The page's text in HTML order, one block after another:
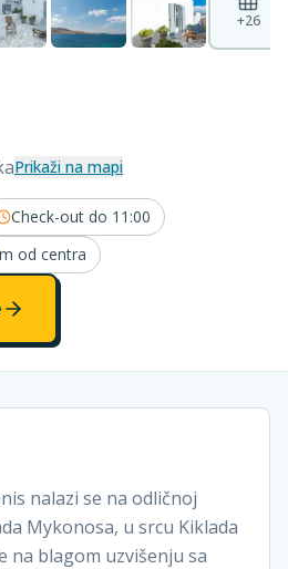
+26
Prikaži na mapi
Check-out do 11:00
od centra
nalazi se na odličnoj
Mykonosa, u srcu Kiklada
na blagom uzvišenju sa